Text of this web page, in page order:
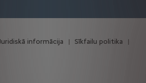
informācija
Sīkfailu politika